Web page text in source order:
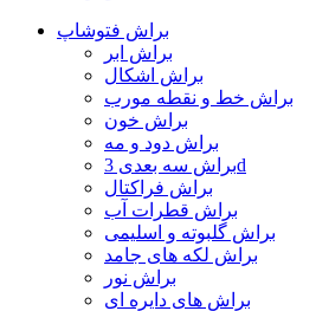
براش فتوشاپ
براش ابر
براش اشکال
براش خط و نقطه مورب
براش خون
براش دود و مه
براش سه بعدی 3d
براش فراکتال
براش قطرات آب
براش گلبوته و اسلیمی
براش لکه های جامد
براش نور
براش های دایره ای